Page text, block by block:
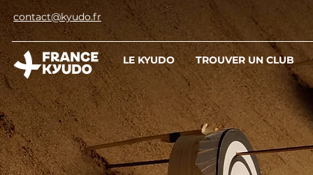
contact@kyudo.fr
LE KYUDO TROUVER UN CLUB